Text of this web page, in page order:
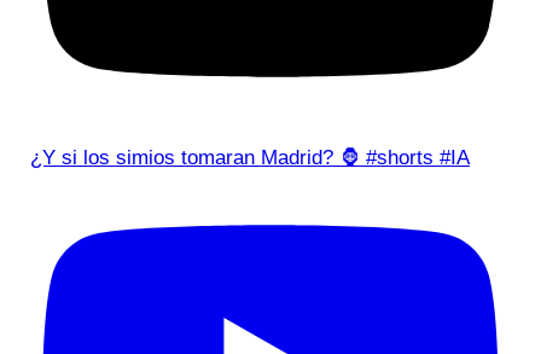
¿Y si los simios tomaran Madrid? 🦍 #shorts #IA